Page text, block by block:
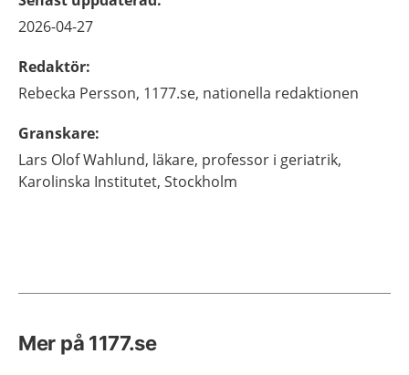
2026-04-27
Redaktör:
Rebecka Persson, 1177.se, nationella redaktionen
Granskare:
Lars OlofWahlund, läkare, professor i geriatrik,
Karolinska Institutet, Stockholm
Mer på 1177.se